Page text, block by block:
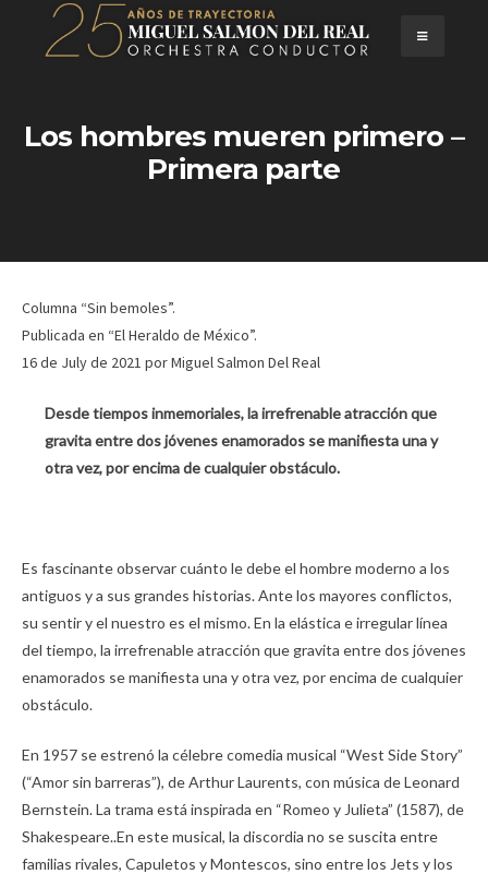
Los hombres mueren primero –
Primera parte
Columna “Sin bemoles”.
Publicada en “El Heraldo de México”.
16 de July de 2021 porMiguel Salmon Del Real
Desde tiempos inmemoriales, la irrefrenable atracción que
gravita entre dos jóvenes enamorados se manifiesta una y
otra vez, por encima de cualquier obstáculo.
Es fascinante observar cuánto le debe el hombre moderno a los
antiguos y a sus grandes historias. Ante los mayores conflictos,
su sentir y el nuestro es el mismo. En la elástica e irregular línea
del tiempo, la irrefrenable atracción que gravita entre dos jóvenes
enamorados se manifiesta una y otra vez, por encima de cualquier
obstáculo.
En 1957 se estrenó la célebre comedia musical “West Side Story”
(“Amor sin barreras”), de Arthur Laurents, con música de Leonard
Bernstein. La trama está inspirada en “Romeo y Julieta” (1587), de
Shakespeare..En este musical, la discordia no se suscita entre
familias rivales, Capuletos y Montescos, sino entre los Jets y los